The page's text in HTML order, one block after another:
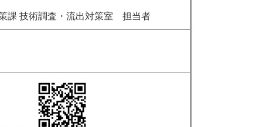
術調査・流出対策室 担当者